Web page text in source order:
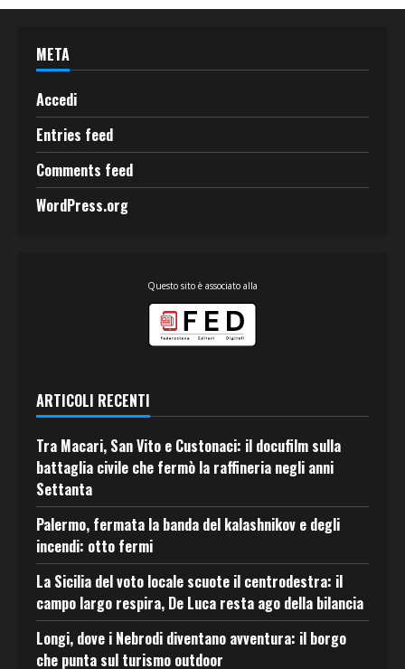
META
Accedi
Entries feed
Comments feed
WordPress.org
Questo sito è associato alla
ARTICOLI RECENTI
Tra Macari, San Vito e Custonaci: il docufilm sulla
battaglia civile che fermò la raffineria negli anni
Settanta
Palermo, fermata la banda del kalashnikov e degli
incendi: otto fermi
La Sicilia del voto locale scuote il centrodestra: il
campo largo respira, De Luca resta ago della bilancia
Longi, dove i Nebrodi diventano avventura: il borgo
che punta sul turismo outdoor